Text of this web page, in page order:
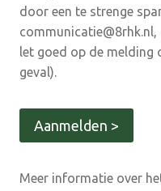
door een te strenge
let goed op de melding
geval).
Aanmelden >
Meer informatie over